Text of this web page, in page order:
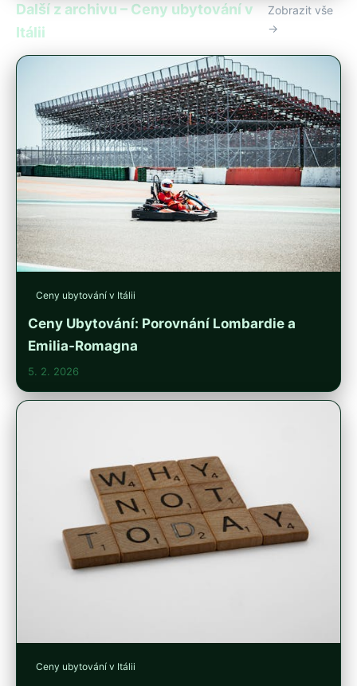
Další z archivu – Ceny ubytování v
Itálii
Zobrazit vše
→
Ceny ubytování v Itálii
Ceny Ubytování: Porovnání Lombardie a
Emilia-Romagna
5. 2. 2026
Ceny ubytování v Itálii